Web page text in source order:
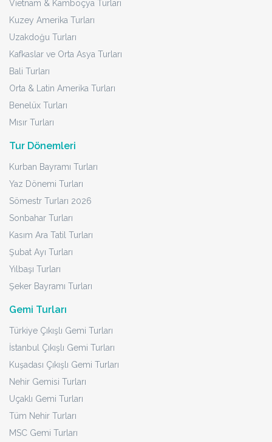
Vietnam & Kamboçya Turları
Kuzey Amerika Turları
Uzakdoğu Turları
Kafkaslar ve Orta Asya Turları
Bali Turları
Orta & Latin Amerika Turları
Benelüx Turları
Mısır Turları
Tur Dönemleri
Kurban Bayramı Turları
Yaz Dönemi Turları
Sömestr Turları 2026
Sonbahar Turları
Kasım Ara Tatil Turları
Şubat Ayı Turları
Yılbaşı Turları
Şeker Bayramı Turları
Gemi Turları
Türkiye Çıkışlı Gemi Turları
İstanbul Çıkışlı Gemi Turları
Kuşadası Çıkışlı Gemi Turları
Nehir Gemisi Turları
Uçaklı Gemi Turları
Tüm Nehir Turları
MSC Gemi Turları